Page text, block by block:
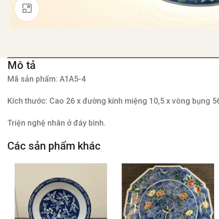
Mô tả
Mã sản phẩm: A1A5-4
Kích thước: Cao 26 x đường kính miệng 10,5 x vòng bụng
Triện nghệ nhân ở đáy bình.
Các sản phẩm khác